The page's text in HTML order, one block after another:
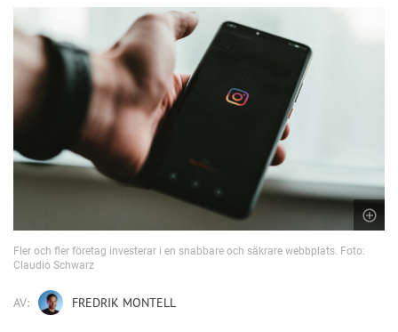
Fler och fler företag investerar i en snabbare och säkrare webbplats. Foto:
Claudio Schwarz
AV: FREDRIK MONTELL